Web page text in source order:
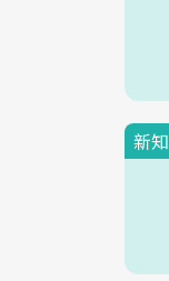
新知